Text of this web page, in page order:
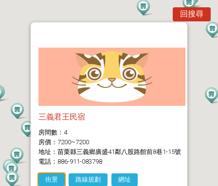
回搜尋
三義君王民宿
房間數：4
房價：7200~7200
地址：苗栗縣三義鄉廣盛41鄰八股路館前8巷1-15號
電話：886-911-083798
街景 路線規劃 網址